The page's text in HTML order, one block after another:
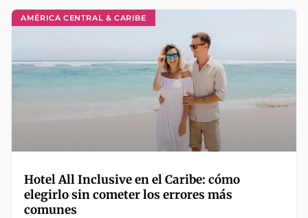
AMÉRICA CENTRAL & CARIBE
Hotel All Inclusive en el Caribe: cómo
elegirlo sin cometer los errores más
comunes